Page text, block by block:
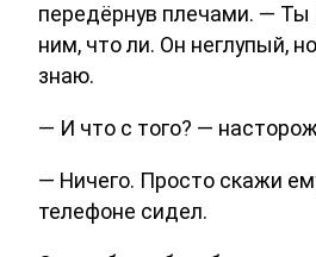
передёрнув плечами. —
ним, что ли. Он неглупый,
знаю.
— И что с того? —
— Ничего. Просто скажи
телефоне сидел.